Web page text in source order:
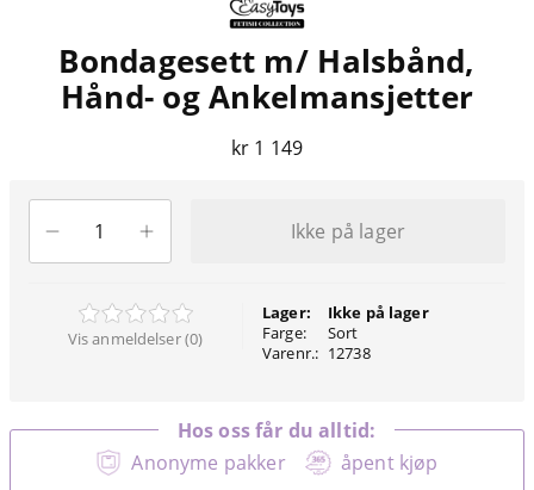
Bondagesett m/ Halsbånd,
Hånd- og Ankelmansjetter
kr 1 149
Ikke på lager
Vis anmeldelser (0)
Lager:
Farge:
Varenr.:
Ikke på lager
Sort
12738
Anonyme pakker åpent kjøp
Hos oss får du alltid: